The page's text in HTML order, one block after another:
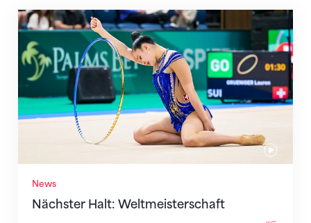
News
Nächster Halt: Weltmeisterschaft
Nächster Halt: Weltmeisterschaft